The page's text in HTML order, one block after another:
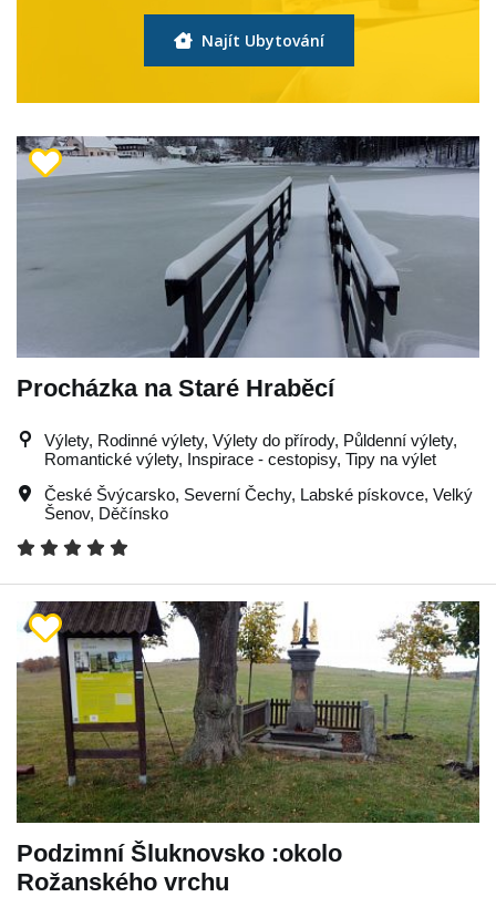
Najít Ubytování
Procházka na Staré Hraběcí
Výlety, Rodinné výlety, Výlety do přírody, Půldenní výlety,
Romantické výlety, Inspirace - cestopisy, Tipy na výlet
České Švýcarsko, Severní Čechy, Labské pískovce, Velký
Šenov, Děčínsko
Podzimní Šluknovsko :okolo
Rožanského vrchu